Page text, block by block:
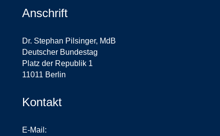
Anschrift
Dr. Stephan Pilsinger, MdB
Deutscher Bundestag
Platz der Republik 1
11011 Berlin
Kontakt
E-Mail: